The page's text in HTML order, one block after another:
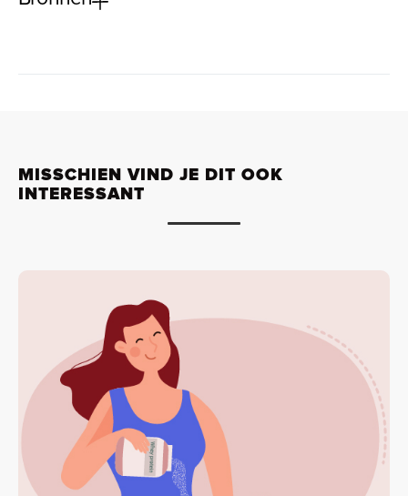
MISSCHIEN VIND JE DIT OOK
INTERESSANT